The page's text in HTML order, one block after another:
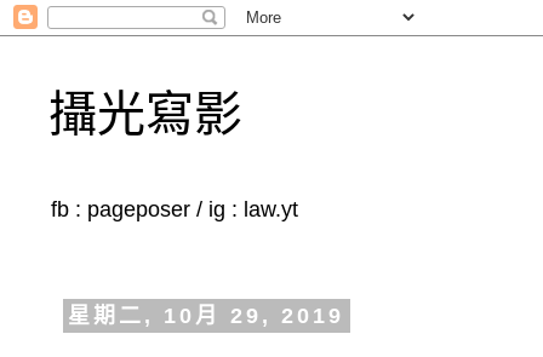
攝光寫影
fb : pageposer / ig : law.yt
星期二, 10月 29, 2019